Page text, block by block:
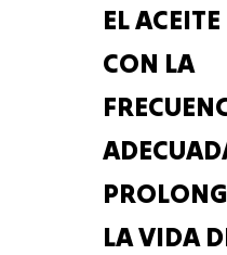
EL ACEITE
CON LA
LA VIDA